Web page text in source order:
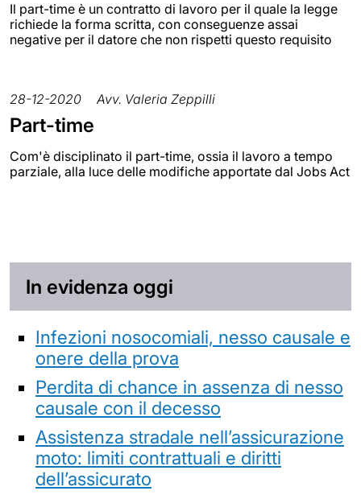
Il part-time è un contratto di lavoro per il quale la legge
richiede la forma scritta, con conseguenze assai
negative per il datore che non rispetti questo requisito
28-12-2020 Avv. Valeria Zeppilli
Part-time
Com'è disciplinato il part-time, ossia il lavoro a tempo
parziale, alla luce delle modifiche apportate dal Jobs Act
In evidenza oggi
Infezioni nosocomiali, nesso causale e
onere della prova
Perdita di chance in assenza di nesso
causale con il decesso
Assistenza stradale nell’assicurazione
moto: limiti contrattuali e diritti
dell’assicurato